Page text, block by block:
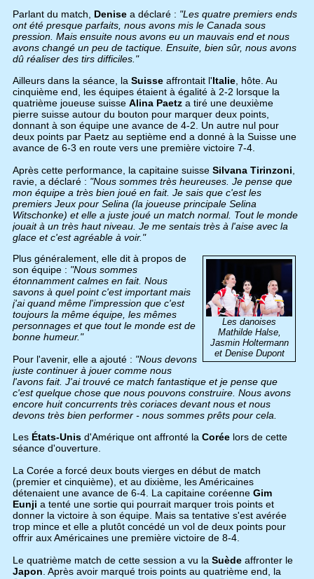
Parlant du match, Denise a déclaré : "Les quatre premiers ends
ont été presque parfaits, nous avons mis le Canada sous
pression. Mais ensuite nous avons eu un mauvais end et nous
avons changé un peu de tactique. Ensuite, bien sûr, nous avons
dû réaliser des tirs difficiles."
Ailleurs dans la séance, la Suisse affrontait l'Italie, hôte. Au
cinquième end, les équipes étaient à égalité à 2-2 lorsque la
quatrième joueuse suisse Alina Paetza tiré une deuxième
pierre suisse autour du bouton pour marquer deux points,
donnant à son équipe une avance de 4-2. Un autre nul pour
deux points par Paetz au septième end a donné à la Suisse une
avance de 6-3 en route vers une première victoire 7-4.
Après cette performance, la capitaine suisse Silvana Tirinzoni
ravie, a déclaré : "Nous sommes très heureuses. Je pense que
mon équipe a très bien joué en fait. Je sais que c'est les
premiers Jeux pour Selina (la joueuse principale Selina
Witschonke) et elle a juste joué un match normal. Tout le monde
jouait à un très haut niveau. Je me sentais très à l'aise avec la
glace et c'est agréable à voir."
Les danoises
Mathilde Halse,
Jasmin Holtermann
et Denise Dupont
Plus généralement, elle dit à propos de
son équipe : "Nous sommes
étonnamment calmes en fait. Nous
savons à quel point c'est important mais
j'ai quand même l'impression que c'est
toujours la même équipe, les mêmes
personnages et que tout le monde est de
bonne humeur."
Pour l'avenir, elle a ajouté : "Nous devons
juste continuer à jouer comme nous
l'avons fait. J'ai trouvé ce match fantastique et je pense que
c'est quelque chose que nous pouvons construire. Nous avons
encore huit concurrents très coriaces devant nous et nous
devons très bien performer - nous sommes prêts pour cela.
Les États-Unisd'Amérique ont affronté la Corée lors de cette
séance d'ouverture.
La Corée a forcé deux bouts vierges en début de match
(premier et cinquième), et au dixième, les Américaines
détenaient une avance de 6-4. La capitaine coréenne Gim
Eunji a tenté une sortie qui pourrait marquer trois points et
donner la victoire à son équipe. Mais sa tentative s'est avérée
trop mince et elle a plutôt concédé un vol de deux points pour
offrir aux Américaines une première victoire de 8-4.
Le quatrième match de cette session a vu la Suède affronter le
Japon . Après avoir marqué trois points au quatrième end, la